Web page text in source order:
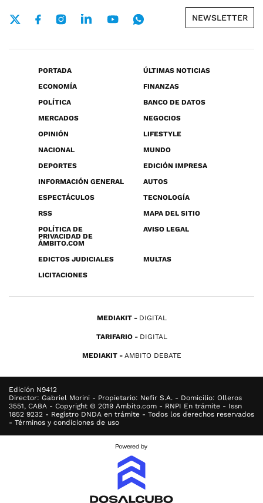
NEWSLETTER
PORTADA
ÚLTIMAS NOTICIAS
ECONOMÍA
FINANZAS
POLÍTICA
BANCO DE DATOS
MERCADOS
NEGOCIOS
OPINIÓN
LIFESTYLE
NACIONAL
MUNDO
DEPORTES
EDICIÓN IMPRESA
INFORMACIÓN GENERAL
AUTOS
ESPECTÁCULOS
TECNOLOGÍA
RSS
MAPA DEL SITIO
POLÍTICA DE
PRIVACIDAD DE
ÁMBITO.COM
AVISO LEGAL
EDICTOS JUDICIALES
MULTAS
LICITACIONES
MEDIAKIT DIGITAL
TARIFARIO DIGITAL
MEDIAKIT AMBITO DEBATE
Edición N9412
Director: Gabriel Morini - Propietario: Nefir S.A. - Domicilio: Olleros
3551, CABA - Copyright © 2019 Ambito.com - RNPI En trámite - Issn
1852 9232 - Registro DNDA en trámite - Todos los derechos reservados
- Términos y condiciones de uso